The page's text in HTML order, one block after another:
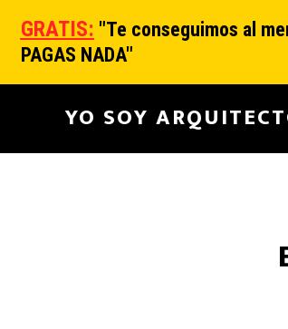
YO SOY
Main
navigation
GRATIS: "Te conseguimos al
PAGAS NADA"